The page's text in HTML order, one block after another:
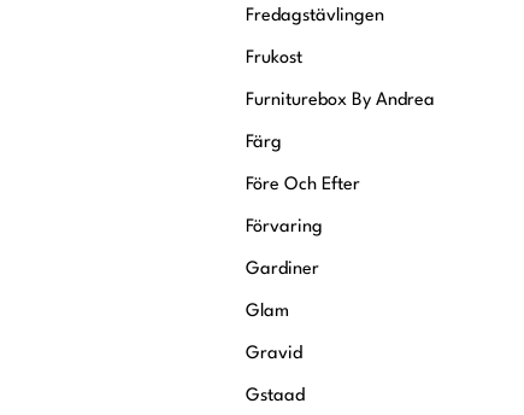
Fredagstävlingen
Frukost
Furniturebox By Andrea
Färg
Före Och Efter
Förvaring
Gardiner
Glam
Gravid
Gstaad